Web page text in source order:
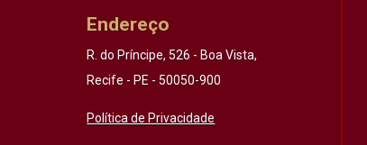
Endereço
R. do Príncipe, 526 - Boa Vista,
Recife - PE - 50050-900
Política de Privacidade